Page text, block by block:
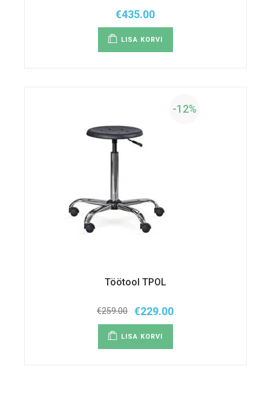
€435.00
LISA KORVI
-12%
Töötool TPOL
€259.00
Algne
hind
oli:
€259.00.
€229.00
Praegune
hind
on:
€229.00.
LISA KORVI